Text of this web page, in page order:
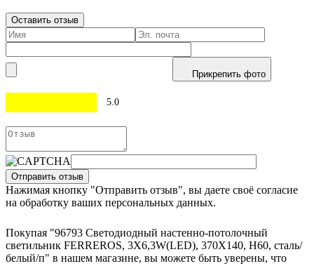
Оставить отзыв
Прикрепить фото
5.0
Отправить отзыв
Нажимая кнопку "Отправить отзыв", вы даете своё согласие
на обработку ваших персональных данных.
Покупая "96793 Светодиодный настенно-потолочный
светильник FERREROS, 3X6,3W(LED), 370X140, H60, сталь/
белый/п" в нашем магазине, вы можете быть уверены, что